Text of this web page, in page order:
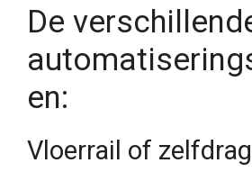
De
en:
Vloerrail of